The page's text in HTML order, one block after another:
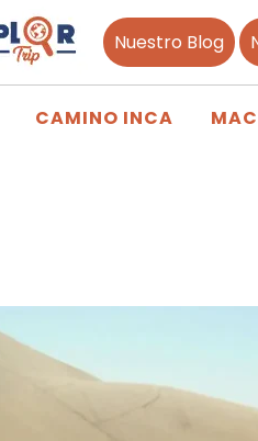
Nuestro Blog
CAMINO INCA